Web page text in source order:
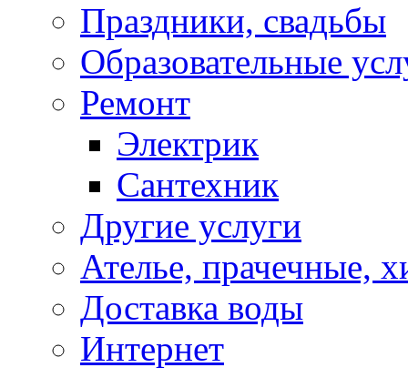
Праздники, свадьбы
Образовательные
Ремонт
Электрик
Сантехник
Другие услуги
Ателье, прачечные,
Доставка воды
Интернет